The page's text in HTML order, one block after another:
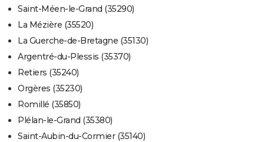
Saint-Méen-le-Grand (35290)
La Mézière (35520)
La Guerche-de-Bretagne (35130)
Argentré-du-Plessis (35370)
Retiers (35240)
Orgères (35230)
Romillé (35850)
Plélan-le-Grand (35380)
Saint-Aubin-du-Cormier (35140)